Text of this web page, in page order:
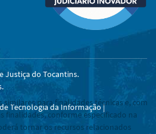
Justiça do Tocantins.
Tecnologia da Informação |
para finalidades técnicas e, com
finalidades, conforme especificado na
tornar os recursos relacionados